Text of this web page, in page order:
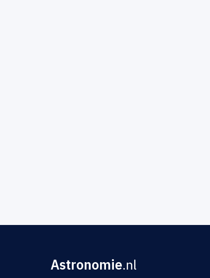
Astronomie.nl